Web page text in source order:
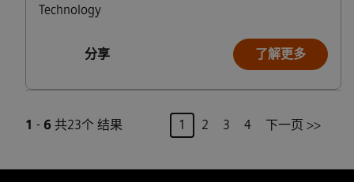
Technology
分享 了解更多
1 - 6 共23个 结果 页1 2 3 4 下一页 >>